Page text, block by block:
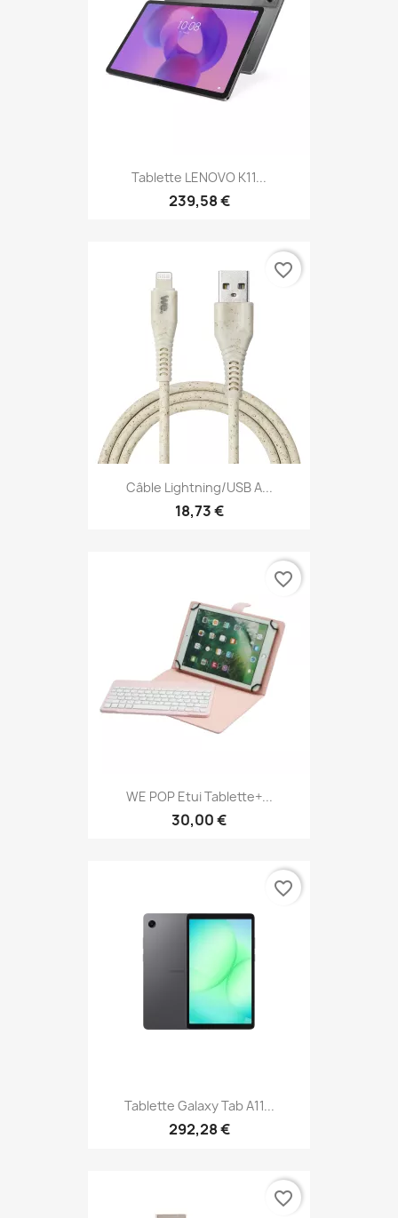
Tablette LENOVO K11...
239,58 €
Câble Lightning/USB A...
18,73 €
favorite_border
WE POP Etui Tablette+...
30,00 €
favorite_border
Tablette Galaxy Tab A11...
292,28 €
favorite_border
favorite_border